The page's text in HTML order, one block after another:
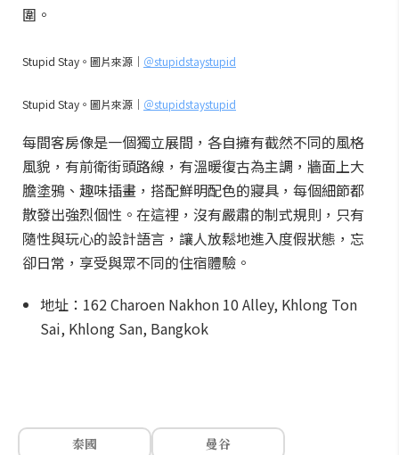
圍。
Stupid Stay。圖片來源｜ ＠stupidstaystupid
Stupid Stay。圖片來源｜ ＠stupidstaystupid
每間客房像是一個獨立展間，各自擁有截然不同的風格
風貌，有前衛街頭路線，有溫暖復古為主調，牆面上大
膽塗鴉、趣味插畫，搭配鮮明配色的寢具，每個細節都
散發出強烈個性。在這裡，沒有嚴肅的制式規則，只有
隨性與玩心的設計語言，讓人放鬆地進入度假狀態，忘
卻日常，享受與眾不同的住宿體驗。
地址：162 Charoen Nakhon 10 Alley, Khlong Ton
Sai, Khlong San, Bangkok
泰國
曼谷